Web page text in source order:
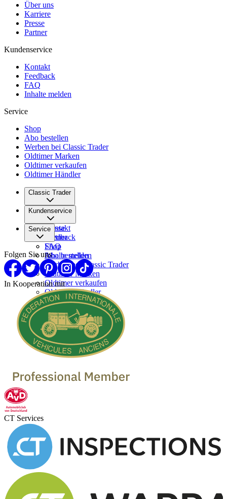
Über uns
Karriere
Presse
Partner
Kundenservice
Kontakt
Feedback
FAQ
Inhalte melden
Service
Shop
Abo bestellen
Werben bei Classic Trader
Oldtimer Marken
Oldtimer verkaufen
Oldtimer Händler
Classic Trader
Über uns
Karriere
Presse
Partner
Kundenservice
Kontakt
Feedback
FAQ
Inhalte melden
Service
Shop
Abo bestellen
Werben bei Classic Trader
Oldtimer Marken
Oldtimer verkaufen
Oldtimer Händler
Folgen Sie uns
In Kooperation mit
CT Services